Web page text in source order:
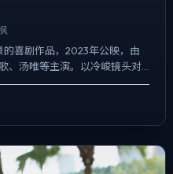
的喜剧作品，2023年公映，由
、汤唯等主演。以冷峻镜头对
叙事节点，每场打斗都...